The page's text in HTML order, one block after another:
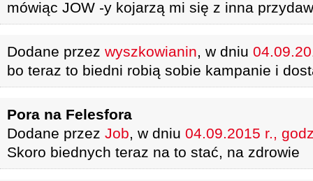
mówiąc JOW -y kojarzą mi się z inna
Dodane przez wyszkowianin, w dniu
bo teraz to biedni robią sobie kampanie i
Pora na Felesfora
Dodane przez Job, w dniu 04.09.2015 r.,
Skoro biednych teraz na to stać, na zdrowie